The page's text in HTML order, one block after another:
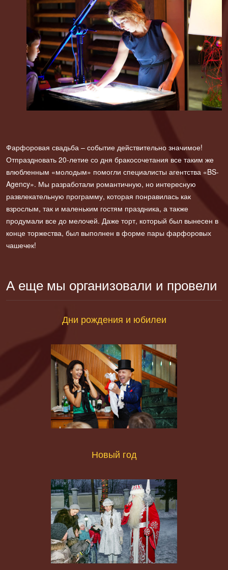
Фарфоровая свадьба – событие действительно значимое!
Отпраздновать 20-летие со дня бракосочетания все таким же
влюбленным «молодым» помогли специалисты агентства «BS-
Agency». Мы разработали романтичную, но интересную
развлекательную программу, которая понравилась как
взрослым, так и маленьким гостям праздника, а также
продумали все до мелочей. Даже торт, который был вынесен в
конце торжества, был выполнен в форме пары фарфоровых
чашечек!
А еще мы организовали и провели
Дни рождения и юбилеи
Новый год